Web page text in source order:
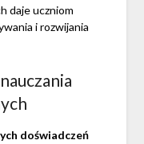
daje uczniom
i rozwijania
doświadczeń